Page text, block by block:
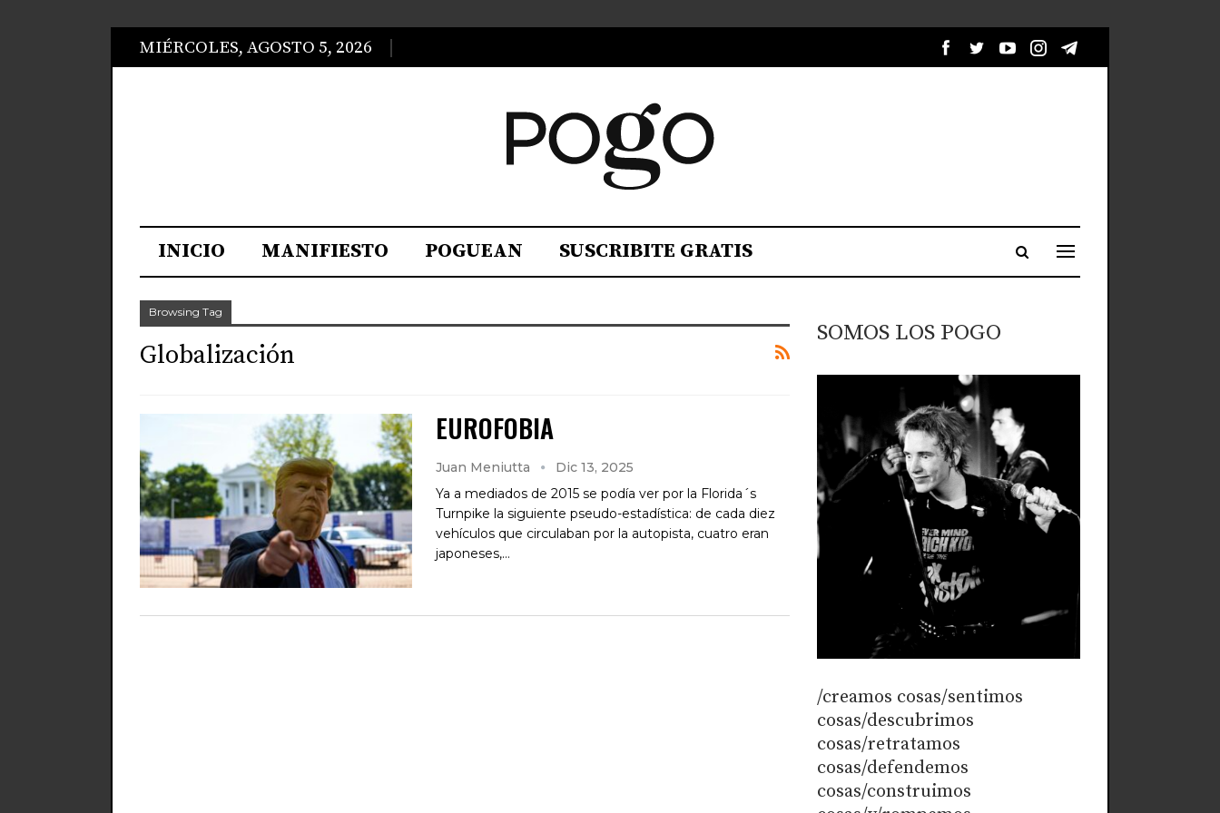
MIÉRCOLES, AGOSTO 5, 2026
INICIO MANIFIESTO POGUEAN SUSCRIBITE GRATIS
Browsing Tag
Globalización
EUROFOBIA
Juan Meniutta
Dic 13, 2025
Ya a mediados de 2015 se podía ver por la Florida´s
Turnpike la siguiente pseudo-estadística: de cada diez
vehículos que circulaban por la autopista, cuatro eran
japoneses,…
SOMOS LOS POGO
/creamos cosas/sentimos
cosas/descubrimos
cosas/retratamos
cosas/defendemos
cosas/construimos